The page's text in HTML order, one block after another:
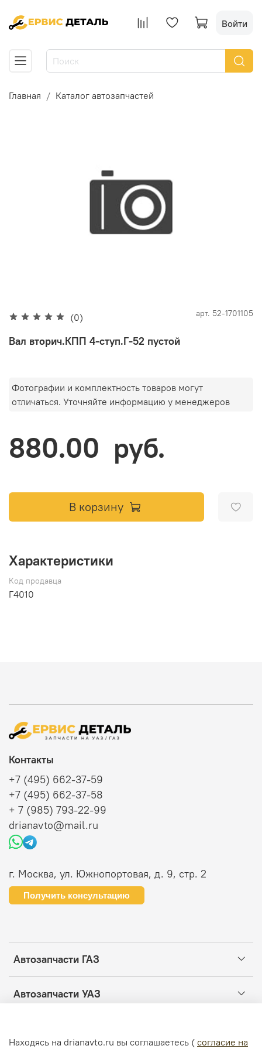
Войти
Главная Каталог автозапчастей
(0) арт. 52-1701105
Вал вторич.КПП 4-ступ.Г-52 пустой
Фотографии и комплектность товаров могут
отличаться. Уточняйте информацию у менеджеров
880.00 руб.
В корзину
Характеристики
Код продавца
Г4010
Автозапчасти ГАЗ
Автозапчасти УАЗ
Контакты
+7 (495) 662-37-59
+7 (495) 662-37-58
+ 7 (985) 793-22-99
drianavto@mail.ru
г. Москва, ул. Южнопортовая, д. 9, стр. 2
Получить консультацию
Находясь на drianavto.ru вы соглашаетесь ( согласие на